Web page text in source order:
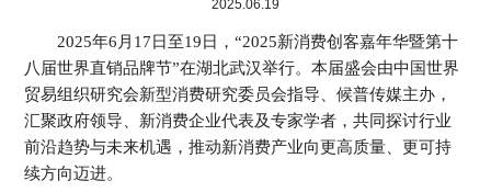
2025.06.19
2025年6月17日至19日，“2025新消费创客嘉年华暨第十
八届世界直销品牌节”在湖北武汉举行。本届盛会由中国世界
贸易组织研究会新型消费研究委员会指导、候普传媒主办，
汇聚政府领导、新消费企业代表及专家学者，共同探讨行业
前沿趋势与未来机遇，推动新消费产业向更高质量、更可持
续方向迈进。
United States 美国 Canada 加拿大
亚 太
China 中国大陆
China - Hongkong 中国香港
China - Taiwan 中国台湾